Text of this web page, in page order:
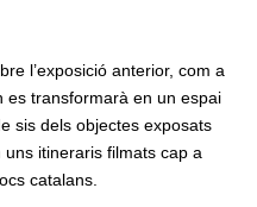
l’exposició anterior, com a
es transformarà en un espai
sis dels objectes exposats
itineraris filmats cap a
catalans.